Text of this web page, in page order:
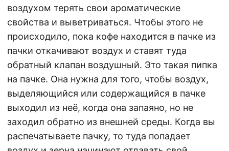
воздухом терять свои ароматические
свойства и выветриваться. Чтобы этого не
происходило, пока кофе находится в пачке из
пачки откачивают воздух и ставят туда
обратный клапан воздушный. Это такая пипка
на пачке. Она нужна для того, чтобы воздух,
выделяющийся или содержащийся в пачке
выходил из неё, когда она запаяно, но не
заходил обратно из внешней среды. Когда вы
распечатываете пачку, то туда попадает